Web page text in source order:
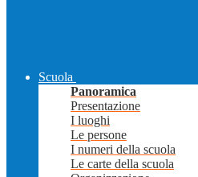
Scuola
Panoramica
Presentazione
I luoghi
Le persone
I numeri della scuola
Le carte della scuola